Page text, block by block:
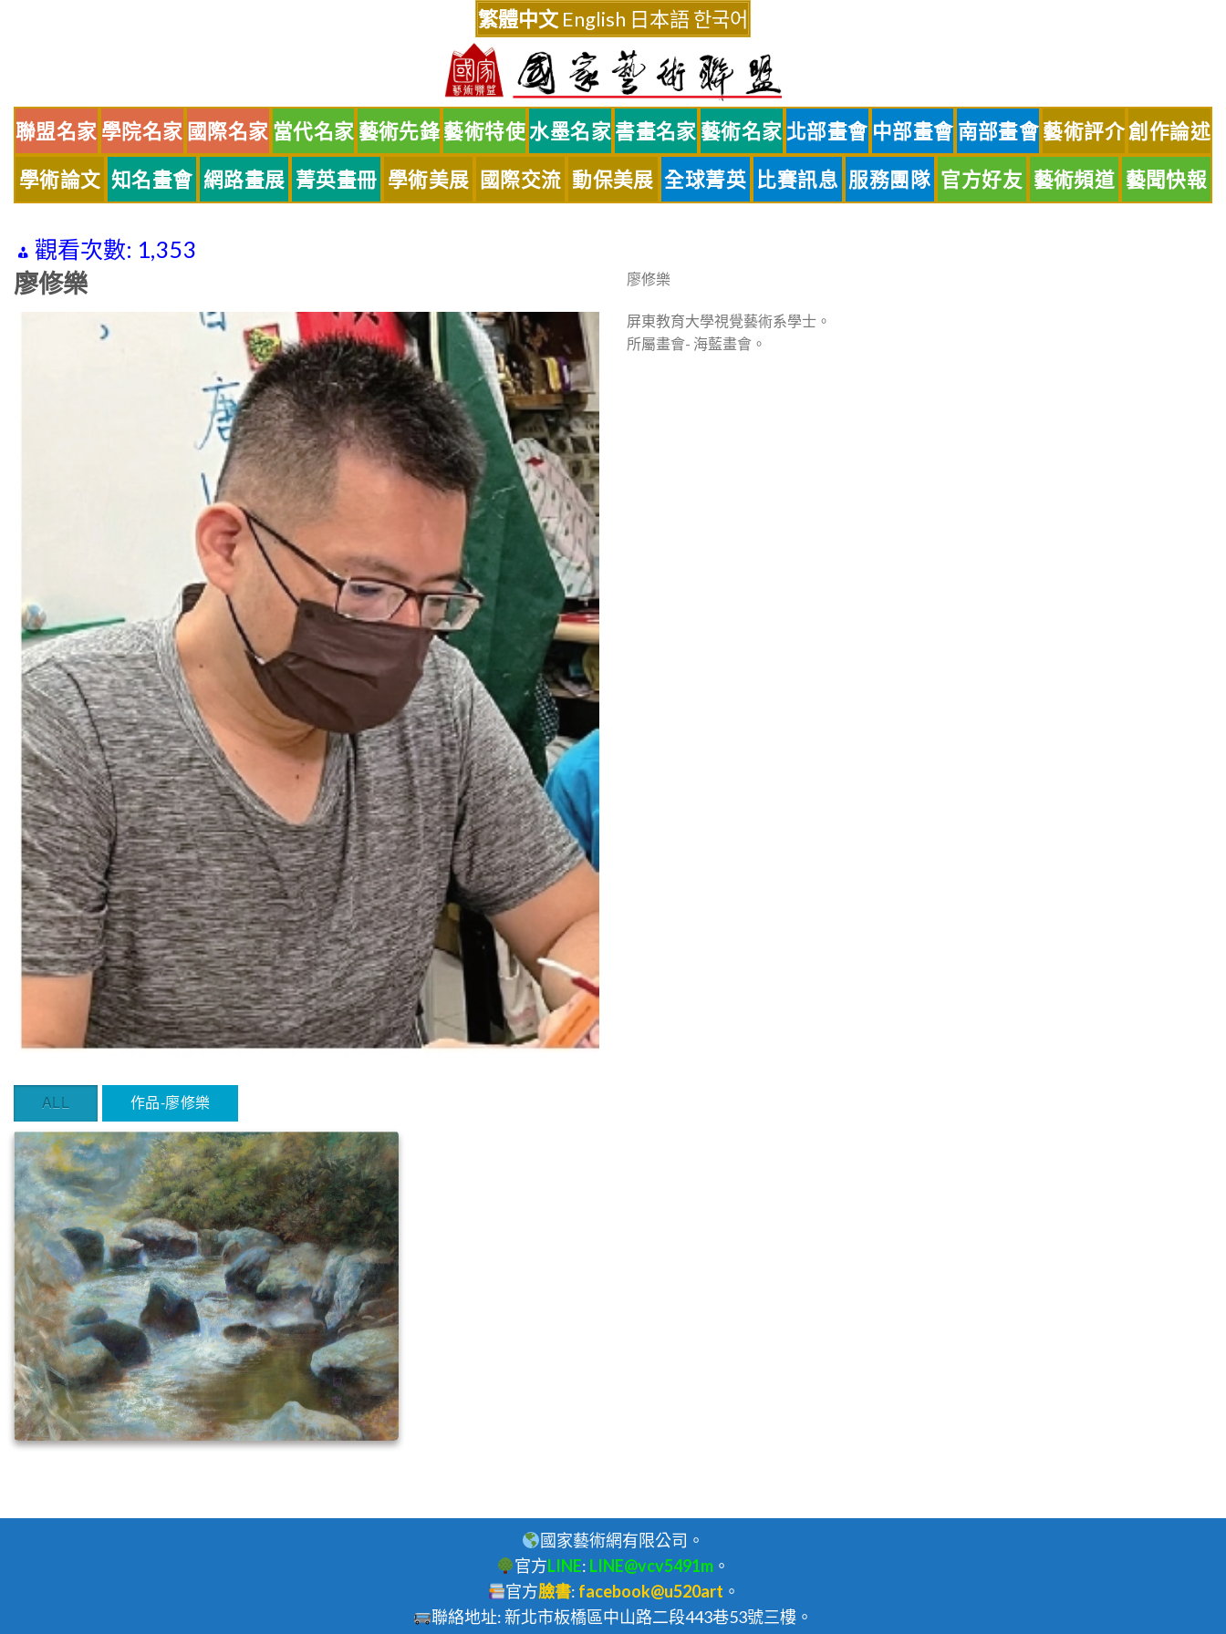
繁體中文 English 日本語한국어
聯盟名家 學院名家 國際名家 當代名家 藝術先鋒藝術特使水墨名家 書畫名家 藝術名家 北部畫會 中部畫會 南部畫會藝術評介創作論述
學術論文 知名畫會 網路畫展 菁英畫冊 學術美展 國際交流 動保美展 全球菁英 比賽訊息 服務團隊 官方好友 藝術頻道 藝聞快報
觀看次數: 1,353
廖修樂 廖修樂
屏東教育大學視覺藝術系學士。
所屬畫會- 海藍畫會。
ALL 作品-廖修樂
國家藝術網有限公司。
官方LINE: LINE@vcv5491m 。
官方臉書: facebook@u520art 。
聯絡地址: 新北市板橋區中山路二段443巷53號三樓。